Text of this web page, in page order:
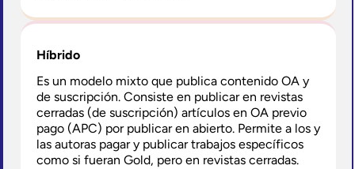
Híbrido
Es un modelo mixto que publica contenido OA y
de suscripción. Consiste en publicar en revistas
cerradas (de suscripción) artículos en OA previo
pago (APC) por publicar en abierto. Permite a los y
las autoras pagar y publicar trabajos específicos
como si fueran Gold, pero en revistas cerradas.